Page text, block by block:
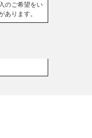
のご希望をい
あります。